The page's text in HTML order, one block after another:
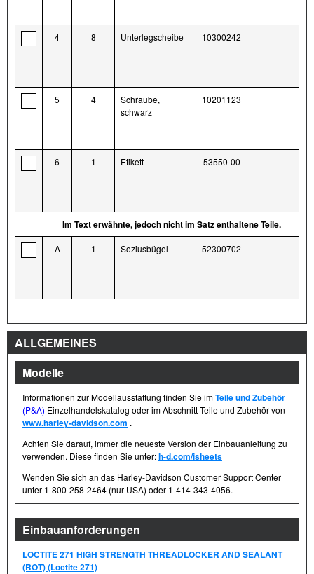
4 8 Unterlegscheibe 10300242
5 4
Schraube,
schwarz
10201123
6 1 Etikett 53550-00
Im Text erwähnte, jedoch nicht im Satz enthaltene Teile.
A 1 Soziusbügel 52300702
ALLGEMEINES
Modelle
Informationen zur Modellausstattung finden Sie imTeile und Zubehör
(P&A) Einzelhandelskatalog oder im Abschnitt Teile und Zubehör von
www.harley-davidson.com .
Achten Sie darauf, immer die neueste Version der Einbauanleitung zu
verwenden. Diese finden Sie unter:h-d.com/isheets
Wenden Sie sich an das Harley-Davidson Customer Support Center
unter 1-800-258-2464 (nur USA) oder 1-414-343-4056.
Einbauanforderungen
LOCTITE 271 HIGH STRENGTH THREADLOCKER AND SEALANT
(ROT) (Loctite 271)